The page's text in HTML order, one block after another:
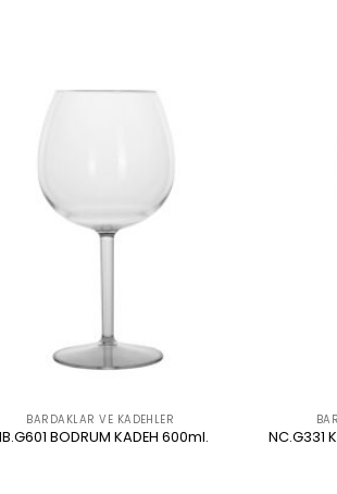
BARDAKLAR VE KADEHLER
BODRUM KADEH 600ml. NC.G331